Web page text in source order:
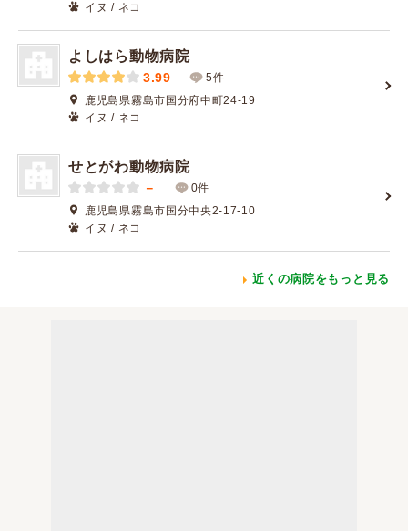
イヌ / ネコ
よしはら動物病院
3.99
5件
鹿児島県霧島市国分府中町24-19
イヌ / ネコ
せとがわ動物病院
－
0件
鹿児島県霧島市国分中央2-17-10
イヌ / ネコ
近くの病院をもっと見る